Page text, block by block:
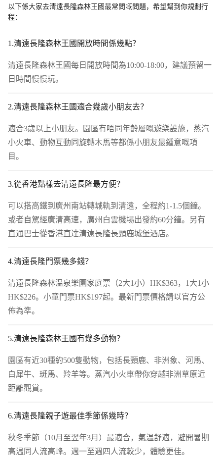
以下係大家去清遠長隆森林王國最常問嘅問題，希望幫到你規劃行
程：
1.清遠長隆森林王國開放時間係幾點？
清遠長隆森林王國每日開放時間為10:00-18:00，建議預留一
日時間慢慢玩。
2.清遠長隆森林王國適合幾歲小朋友去？
適合3歲以上小朋友。園區有唔同年齡層嘅遊樂設施，蒸汽
小火車、動物互動同旋轉木馬等都係小朋友最鍾意嘅項
目。
3.從香港點樣去清遠長隆最方便？
可以搭高鐵到廣州南站轉城軌到清遠，全程約1-1.5個鐘。
或者自駕經廣清高速，廣州白雲機場出發約60分鐘。另有
直通巴士從香港直達清遠長隆長頸鹿城堡酒店。
4.清遠長隆門票幾多錢？
清遠長隆森林温泉樂園家庭票（2大1小）HK$363，1大1小
HK$226。小童門票HK$197起。最新門票價格請以官方公
佈為準。
5.清遠長隆森林王國有幾多動物？
園區有近30種約500隻動物，包括長頸鹿、非洲象、河馬、
白犀牛、斑馬、羚羊等。蒸汽小火車帶你穿越非洲草原近
距離觀賞。
6.清遠長隆親子遊最佳季節係幾時？
秋冬季節（10月至翌年3月）最適合，氣温舒適，避開暑期
高温同人流高峰。週一至週四人流較少，體驗更佳。